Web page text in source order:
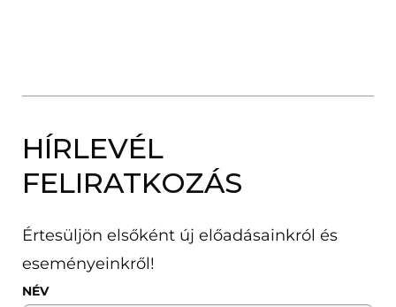
HÍRLEVÉL
FELIRATKOZÁS
Értesüljön elsőként új előadásainkról és
eseményeinkről!
NÉV